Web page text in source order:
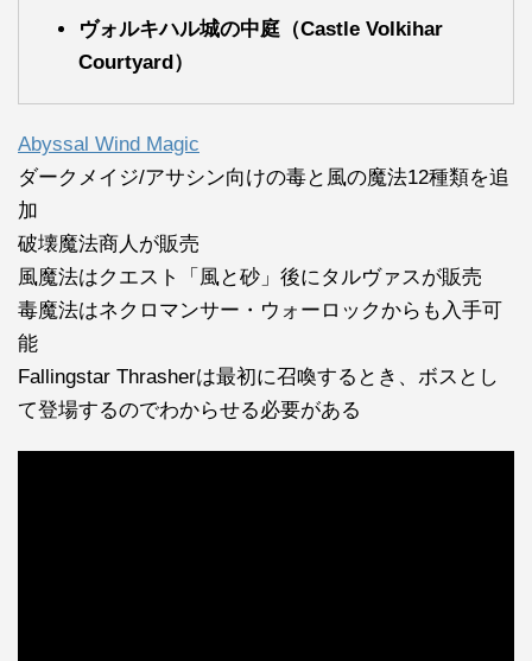
ヴォルキハル城の中庭（Castle Volkihar
Courtyard）
Abyssal Wind Magic
ダークメイジ/アサシン向けの毒と風の魔法12種類を追
加
破壊魔法商人が販売
風魔法はクエスト「風と砂」後にタルヴァスが販売
毒魔法はネクロマンサー・ウォーロックからも入手可
能
Fallingstar Thrasherは最初に召喚するとき、ボスとし
て登場するのでわからせる必要がある